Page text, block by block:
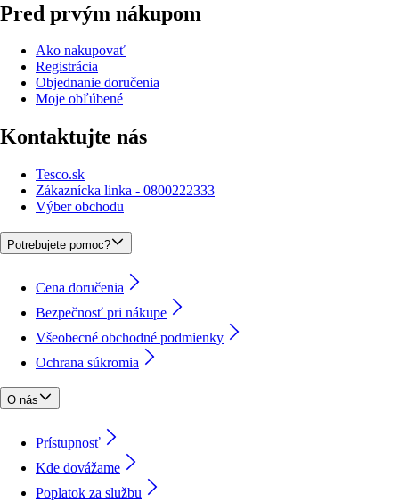
Pred prvým nákupom
Ako nakupovať
Registrácia
Objednanie doručenia
Moje obľúbené
Kontaktujte nás
Tesco.sk
Zákaznícka linka - 0800222333
Výber obchodu
Potrebujete pomoc?
Cena doručenia
Bezpečnosť pri nákupe
Všeobecné obchodné podmienky
Ochrana súkromia
O nás
Prístupnosť
Kde dovážame
Poplatok za službu